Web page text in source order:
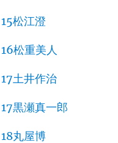
15松江澄
16松重美人
17土井作治
17黒瀬真一郎
18丸屋博